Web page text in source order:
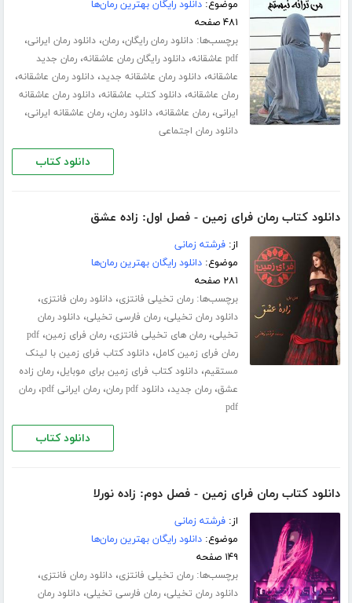
موضوع:دانلود رایگان بهترین رمان‌ها
۴۸۱ صفحه
برچسب‌ها:دانلود رمان رایگان،رمان،دانلود رمان ایرانی،
pdf عاشقانه ،دانلود رایگان رمان عاشقانه،رمان جدید
عاشقانه،دانلود رمان عاشقانه جدید،دانلود رمان عاشقانه،
رمان عاشقانه،دانلود کتاب عاشقانه،دانلود رمان عاشقانه
ایرانی،رمان عاشقانه،دانلود رمان،رمان عاشقانه ایرانی،
دانلود رمان اجتماعی
دانلود کتاب
دانلود کتاب رمان فرای زمین - فصل اول: زاده عشق
از:فرشته زمانی
موضوع:دانلود رایگان بهترین رمان‌ها
۲۸۱ صفحه
برچسب‌ها:رمان تخیلی فانتزی،دانلود رمان فانتزی،
دانلود رمان تخیلی،رمان فارسی تخیلی،دانلود رمان
تخیلی،رمان های تخیلی فانتزی،رمان فرای زمین،pdf
رمان فرای زمین کامل،دانلود کتاب فرای زمین با لینک
مستقیم،دانلود کتاب فرای زمین برای موبایل،رمان زاده
عشق،رمان جدید،دانلود pdf رمان ،رمان ایرانی pdf ،رمان
pdf
دانلود کتاب
دانلود کتاب رمان فرای زمین - فصل دوم: زاده نورلا
از:فرشته زمانی
موضوع:دانلود رایگان بهترین رمان‌ها
۱۴۹ صفحه
برچسب‌ها:رمان تخیلی فانتزی،دانلود رمان فانتزی،
دانلود رمان تخیلی،رمان فارسی تخیلی،دانلود رمان